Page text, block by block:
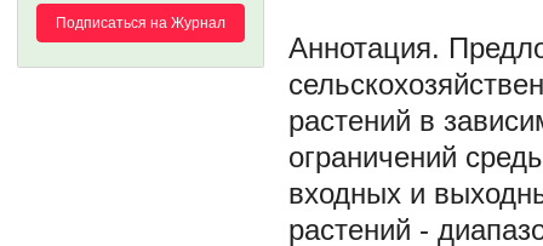
Подписаться на Журнал
растений в
ограничений
входных и
растений -